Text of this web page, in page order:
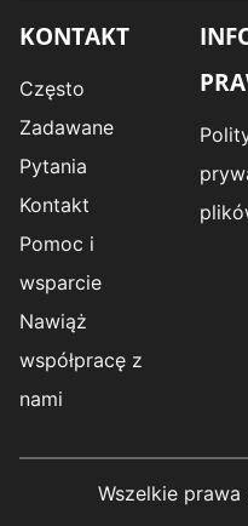
KONTAKT
Często
Zadawane
Pytania
Kontakt
Pomoc i
wsparcie
Nawiąż
współpracę z
nami
Wszelkie